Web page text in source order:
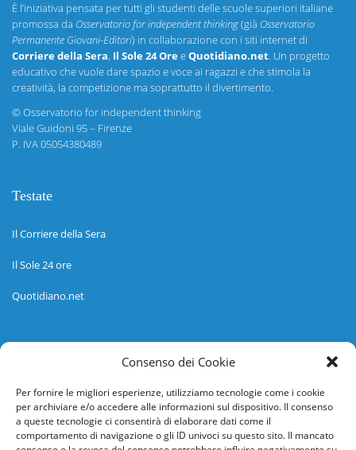
Consenso dei Cookie
Per fornire le migliori esperienze, utilizziamo tecnologie come i cookie
per archiviare e/o accedere alle informazioni sul dispositivo. Il consenso
a queste tecnologie ci consentirà di elaborare dati come il
comportamento di navigazione o gli ID univoci su questo sito. Il mancato
È l’iniziativa pensata per tutti gli studenti delle scuole superiori italiane
promossa da Osservatorio for independent thinking(già Osservatorio
Permanente Giovani-Editori) in collaborazione con i siti internet di
Corriere della Sera, Il Sole 24 OreeQuotidiano.net. Un progetto
educativo che vuole dare spazio e voce ai ragazzi e che stimola la
creatività, la competizione ma soprattutto il divertimento.
©Osservatorio for independent thinking
Viale Guidoni 95 – Firenze
P. IVA 05054380489
Testate
Il Corriere della Sera
Il Sole 24 ore
Quotidiano.net
Informazioni
Help desk
Guida rapida